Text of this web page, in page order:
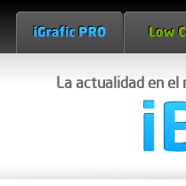
La actualidad en el